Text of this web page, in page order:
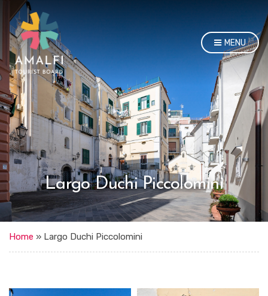
MENU
Largo Duchi Piccolomini
Home » Largo Duchi Piccolomini